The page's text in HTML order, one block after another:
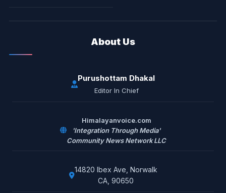
About Us
Purushottam Dhakal
Editor In Chief
Himalayanvoice.com
'Integration Through Media'
Community News Network LLC
14820 Ibex Ave, Norwalk
CA, 90650